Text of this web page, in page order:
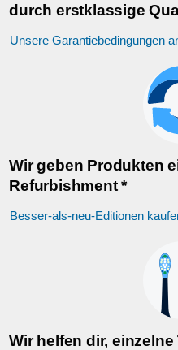
durch erstklassige
Unsere Garantiebedingungen
Wir geben Produkten
Refurbishment *
Besser-als-neu-Editionen
Wir helfen dir,